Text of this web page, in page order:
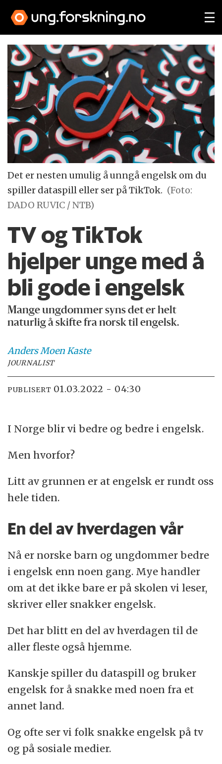
Det er nesten umulig å unngå engelsk om du
spiller dataspill eller ser på TikTok. (Foto:
DADO RUVIC / NTB)
TV og TikTok
hjelper unge med å
bli gode i engelsk
Mange ungdommer syns det er helt
naturlig å skifte fra norsk til engelsk.
Anders MoenKaste
JOURNALIST
PUBLISERT 01.03.2022 - 04:30
I Norge blir vi bedre og bedre i engelsk.
Men hvorfor?
Litt av grunnen er at engelsk er rundt oss
hele tiden.
En del av hverdagen vår
Nå er norske barn og ungdommer bedre
i engelsk enn noen gang. Mye handler
om at det ikke bare er på skolen vi leser,
skriver eller snakker engelsk.
Det har blitt en del av hverdagen til de
aller fleste også hjemme.
Kanskje spiller du dataspill og bruker
engelsk for å snakke med noen fra et
annet land.
Og ofte ser vi folk snakke engelsk på tv
og på sosiale medier.